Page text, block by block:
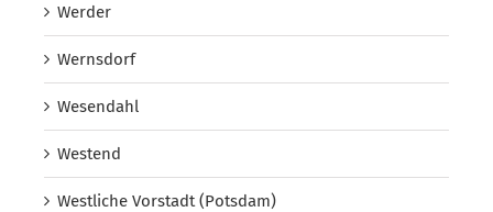
Werder
Wernsdorf
Wesendahl
Westend
Westliche Vorstadt (Potsdam)